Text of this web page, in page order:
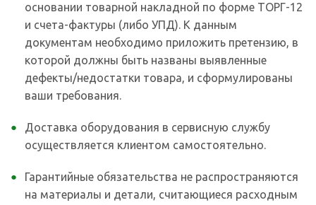
основании товарной накладной по форме ТОРГ-12
и счета-фактуры (либо УПД). К данным
документам необходимо приложить претензию, в
которой должны быть названы выявленные
дефекты/недостатки товара, и сформулированы
ваши требования.
Доставка оборудования в сервисную службу
осуществляется клиентом самостоятельно.
Гарантийные обязательства не распространяются
на материалы и детали, считающиеся расходным